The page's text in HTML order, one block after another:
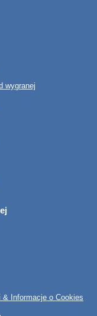
wygranej
Informacje o Cookies